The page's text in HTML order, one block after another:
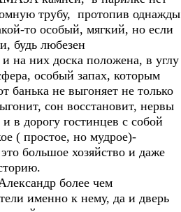
трубу, протопив однажды
то особый, мягкий, но если
будь любезен
на них доска положена, в углу
особый запах, которым
не выгоняет не только
сон восстановит, нервы
в дорогу гостинцев с собой
( простое, но мудрое)-
большое хозяйство и даже
более чем
именно к нему, да и дверь